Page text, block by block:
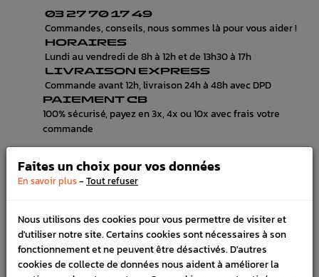
03 27 70 17 49
Commandes, conseils, nous sommes là pour vous aider !
HORAIRES
Lundi au vendredi de 8h à 12h et de 13h30 à 17h
LIVRAISON EXPRESS
Commande avant 12h, livraison 24h à 48h avec DPD
PAIEMENT CB
100% sécurisé, payez en 3x, 4x ou 10x avec frais votre
commande
DESCRIPTION
DÉTAILS DU PRODUIT
LIVRAISON
VÉHICULES COMPATIBLE
Faites un choix pour vos données
En savoir plus- Tout refuser
Nous utilisons des cookies pour vous permettre de visiter et
d'utiliser notre site. Certains cookies sont nécessaires à son
fonctionnement et ne peuvent être désactivés. D'autres
cookies de collecte de données nous aident à améliorer la